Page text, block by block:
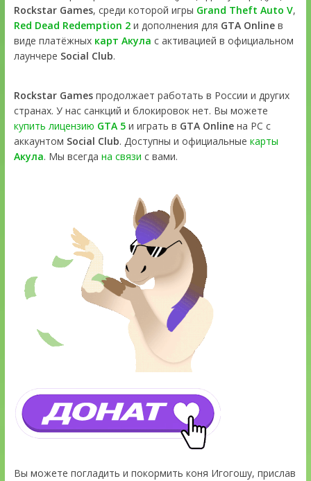
Rockstar Games, среди которой игры Grand Theft Auto V,
Red Dead Redemption 2и дополнения для GTA Onlineв
виде платёжных карт Акула с активацией в официальном
лаунчере Social Club.
Rockstar Gamesпродолжает работать в России и других
странах. У нас санкций и блокировок нет. Вы можете
купить лицензию GTA 5и играть в GTA Onlineна PC с
аккаунтом Social Club. Доступны и официальные карты
Акула. Мы всегда на связи с вами.
Вы можете погладить и покормить коня Игогошу, прислав